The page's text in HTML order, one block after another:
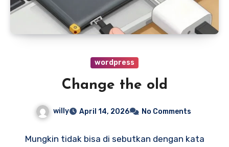
wordpress
Change the old
willy April 14, 2026 No Comments
Mungkin tidak bisa di sebutkan dengan kata